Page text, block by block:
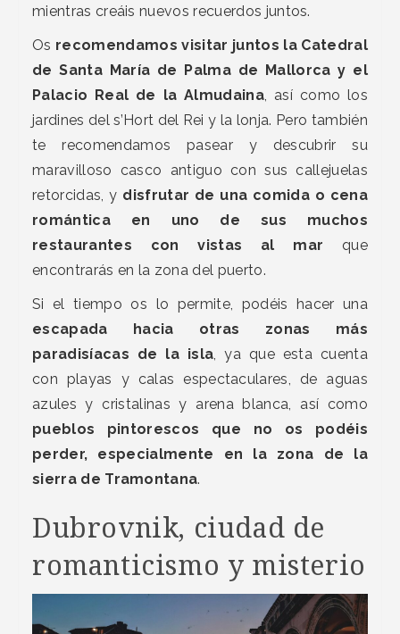
mientras creáis nuevos recuerdos juntos.
Os recomendamos visitar juntos la Catedral
de Santa María de Palma de Mallorca y el
Palacio Real de la Almudaina , así como los
jardines del s’Hort del Rei y la lonja. Pero también
te recomendamos pasear y descubrir su
maravilloso casco antiguo con sus callejuelas
retorcidas, y disfrutar de una comida o cena
romántica en uno de sus muchos
restaurantes con vistas al marque
encontrarás en la zona del puerto.
Si el tiempo os lo permite, podéis hacer una
escapada hacia otras zonas más
paradisíacas de la isla , ya que esta cuenta
con playas y calas espectaculares, de aguas
azules y cristalinas y arena blanca, así como
pueblos pintorescos que no os podéis
perder, especialmente en la zona de la
sierra de Tramontana.
Dubrovnik, ciudad de
romanticismo y misterio